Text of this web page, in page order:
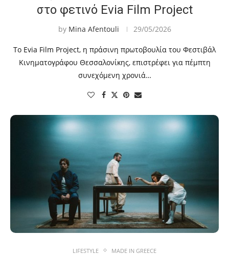
στο φετινό Evia Film Project
by Mina Afentouli 29/05/2026
Το Evia Film Project, η πράσινη πρωτοβουλία του Φεστιβάλ
Κινηματογράφου Θεσσαλονίκης, επιστρέφει για πέμπτη
συνεχόμενη χρονιά…
LIFESTYLE MADE IN GREECE